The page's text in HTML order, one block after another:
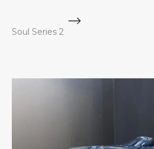
Soul Series 2